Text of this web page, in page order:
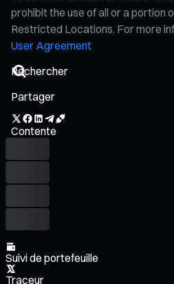
prohibit the use of all or a portion
Restricted Locations. For more
User Agreement
Partager
Contente
Suivi de portefeuille
Traceur